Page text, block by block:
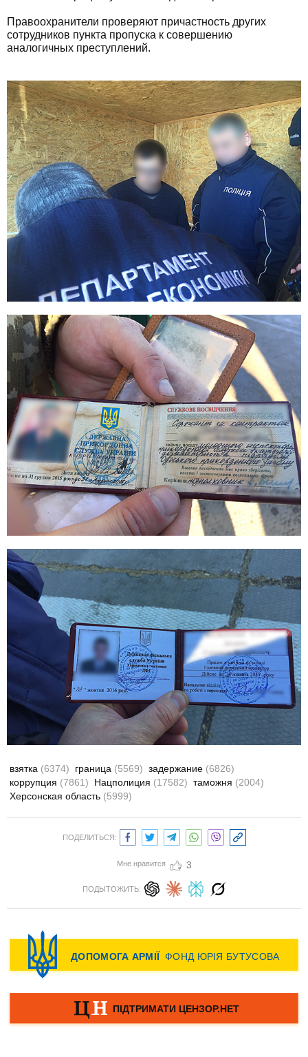
Правоохранители проверяют причастность других
сотрудников пункта пропуска к совершению
аналогичных преступлений.
взятка (6374) граница (5569) задержание (6826)
коррупция (7861) Нацполиция (17582) таможня (2004)
Херсонская область (5999)
ПОДЕЛИТЬСЯ:
Мне нравится 3
ПОДЫТОЖИТЬ: